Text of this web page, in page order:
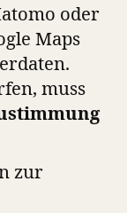
oder
Maps
muss
zur